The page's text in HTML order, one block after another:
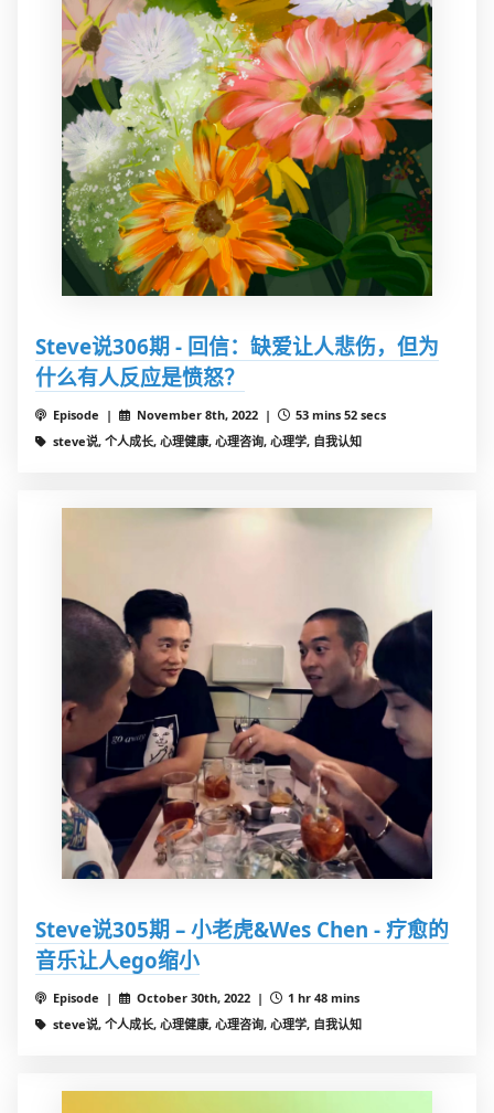
Steve说306期 - 回信：缺爱让人悲伤，但为
什么有人反应是愤怒？
Episode | November 8th, 2022 |
53 mins 52 secs
steve说, 个人成长, 心理健康, 心理咨询, 心理学, 自我认知
Steve说305期 – 小老虎&Wes Chen - 疗愈的
音乐让人ego缩小
Episode | October 30th, 2022 |
1 hr 48 mins
steve说, 个人成长, 心理健康, 心理咨询, 心理学, 自我认知